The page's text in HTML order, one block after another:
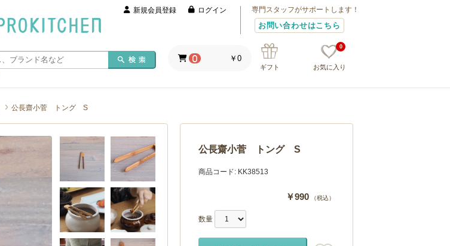
新規会員登録 ログイン 専門スタッフがサポートします！
お問い合わせはこちら
ギフト お気に入り
0
0 ￥0
公長齋小菅 トング S
公長齋小菅 トング S
商品コード: KK38513
￥990 （税込）
数量